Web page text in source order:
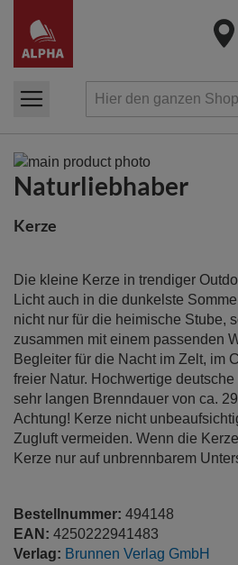
Naturliebhaber
Kerze
Die kleine Kerze in trendiger
Licht auch in die dunkelste
nicht nur für die heimische Stube,
zusammen mit einem passenden
Begleiter für die Nacht im Zelt, im
freier Natur. Hochwertige
sehr langen Brenndauer von ca.
Achtung! Kerze nicht
Zugluft vermeiden. Wenn die
Kerze nur auf unbrennbarem
Bestellnummer: 494148
EAN: 4250222941483
Verlag: Brunnen Verlag GmbH
Zum
Ende
der
Bildergalerie
Zum
Anfang
der